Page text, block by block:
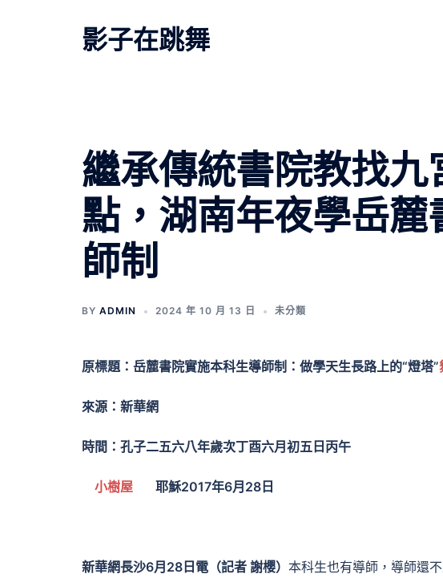
影子在跳舞
繼承傳統書院教找
點，湖南年夜學岳
師制
BY ADMIN 2024 年 10 月 13 日 未分類
原標題：岳麓書院實施本科生導師制：做學天生長路上的“燈塔”
來源：新華網
時間：孔子二五六八年歲次丁酉六月初五日丙午
小樹屋 耶穌2017年6月28日
新華網長沙6月28日電（記者 謝櫻） 本科生也有導師，導師還